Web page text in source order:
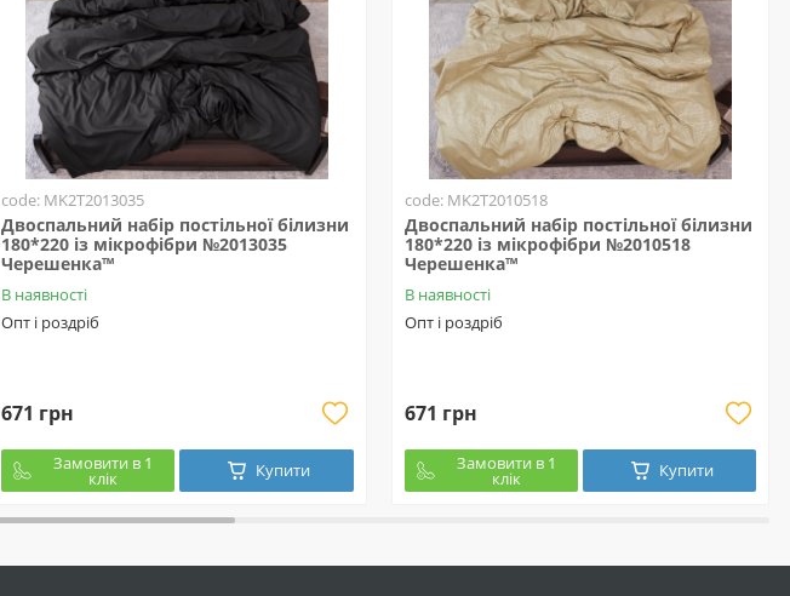
code: MK2T2013035
Двоспальний набір постільної білизни
180*220 із мікрофібри №2013035
Черешенка™
В наявності
Опт і роздріб
671 грн
Замовити в 1
клік Купити
code: MK2T2010518
Двоспальний набір постільної білизни
180*220 із мікрофібри №2010518
Черешенка™
В наявності
Опт і роздріб
671 грн
Замовити в 1
клік Купити